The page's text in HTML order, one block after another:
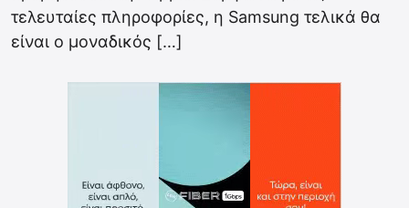
τελευταίες πληροφορίες, η Samsung τελικά θα
είναι ο μοναδικός […]